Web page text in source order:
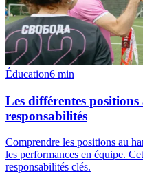
Éducation6 min
Les différentes
responsabilités
Comprendre les positions au
les performances en équipe.
responsabilités clés.